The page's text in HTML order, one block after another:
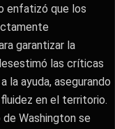
enfatizó que los
garantizar la
las críticas
la ayuda, asegurando
en el territorio.
Washington se